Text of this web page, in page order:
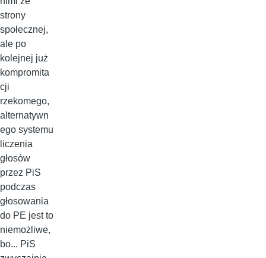
strony
społecznej,
ale po
kolejnej już
kompromita
cji
rzekomego,
alternatywn
ego systemu
liczenia
głosów
przez PiS
podczas
głosowania
do PE jest to
niemożliwe,
bo... PiS